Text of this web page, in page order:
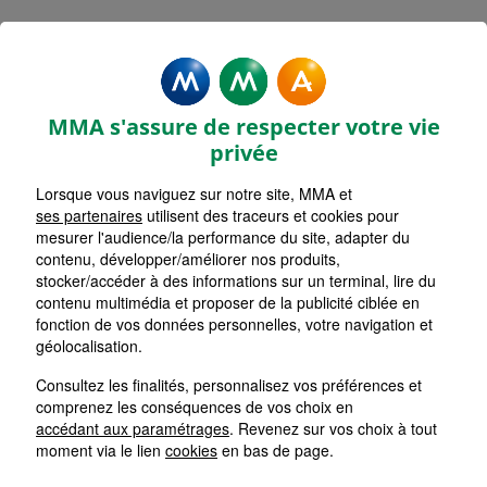
Assurance Occitanie Assurance Gard (30)
MMA s'assure de respecter votre vie
privée
Lorsque vous naviguez sur notre site, MMA et
ses partenaires utilisent des traceurs et cookies pour
mesurer l'audience/la performance du site, adapter du
contenu, développer/améliorer nos produits,
stocker/accéder à des informations sur un terminal, lire du
contenu multimédia et proposer de la publicité ciblée en
fonction de vos données personnelles, votre navigation et
géolocalisation.
Consultez les finalités, personnalisez vos préférences et
comprenez les conséquences de vos choix en
accédant aux paramétrages. Revenez sur vos choix à tout
moment via le lien cookies en bas de page.